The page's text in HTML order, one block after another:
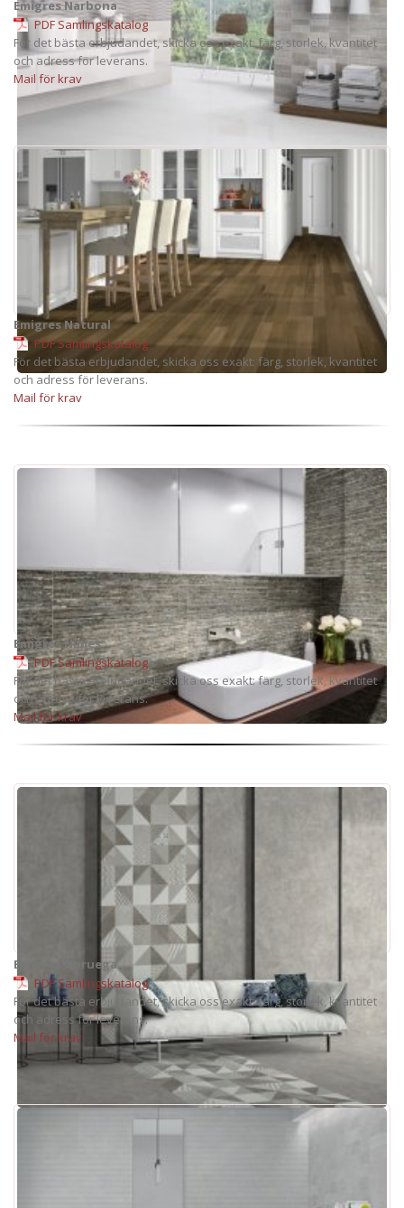
Emigres Narbona
PDF Samlingskatalog
För det bästa erbjudandet, skicka oss exakt: färg, storlek, kvantitet
och adress för leverans.
Mail för krav
Emigres Natural
PDF Samlingskatalog
För det bästa erbjudandet, skicka oss exakt: färg, storlek, kvantitet
och adress för leverans.
Mail för krav
Emigres Nimes
PDF Samlingskatalog
För det bästa erbjudandet, skicka oss exakt: färg, storlek, kvantitet
och adress för leverans.
Mail för krav
Emigres Noruega
PDF Samlingskatalog
För det bästa erbjudandet, skicka oss exakt: färg, storlek, kvantitet
och adress för leverans.
Mail för krav